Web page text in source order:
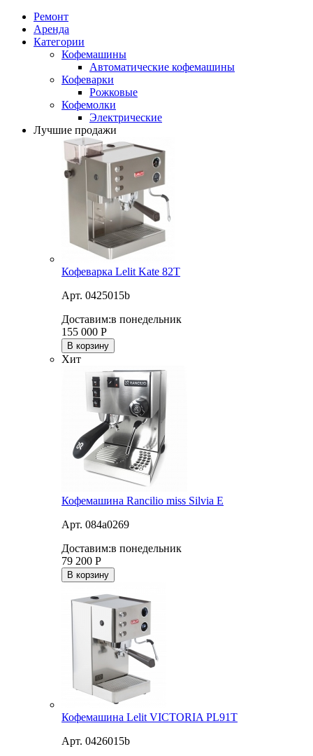
Ремонт
Аренда
Категории
Кофемашины
Автоматические кофемашины
Кофеварки
Рожковые
Кофемолки
Электрические
Лучшие продажи
Кофеварка Lelit Kate 82T
Арт. 0425015b
Доставим:в понедельник
155 000 Р
В корзину
Хит
Кофемашина Rancilio miss Silvia E
Арт. 084a0269
Доставим:в понедельник
79 200 Р
В корзину
Кофемашина Lelit VICTORIA PL91T
Арт. 0426015b